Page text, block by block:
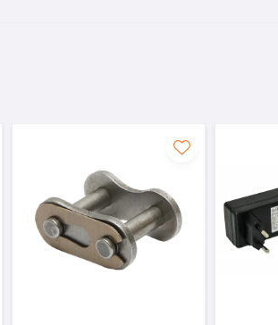
DE LA MULTE MĂRCI
HIGHPER, LIYA MOTOR, MRF, XTM.